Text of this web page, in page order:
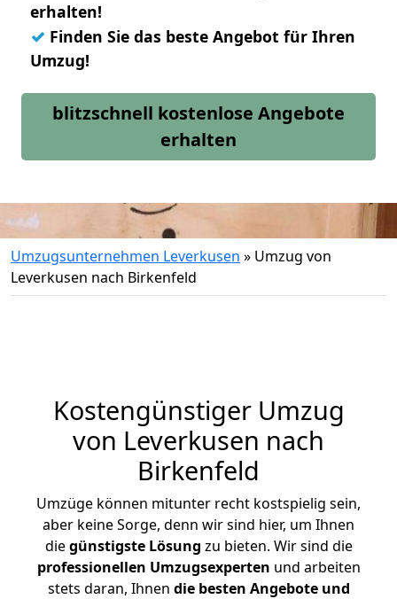
erhalten!
✓ Finden Sie das beste Angebot für Ihren
Umzug!
blitzschnell kostenlose Angebote
erhalten
Umzugsunternehmen Leverkusen » Umzug von
Leverkusen nach Birkenfeld
Kostengünstiger Umzug
von Leverkusen nach
Birkenfeld
Umzüge können mitunter recht kostspielig sein,
aber keine Sorge, denn wir sind hier, um Ihnen
diegünstigste Lösung zu bieten. Wir sind die
professionellen Umzugsexperten und arbeiten
stets daran, Ihnen die besten Angebote und